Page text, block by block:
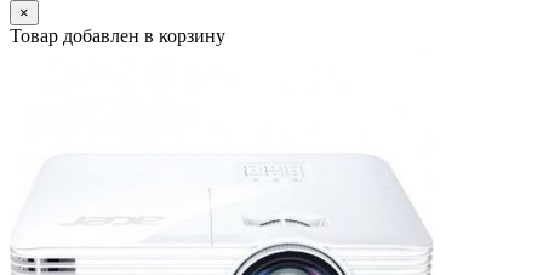
×
Товар добавлен в корзину